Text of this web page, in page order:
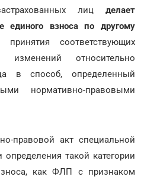
лиц делает
единого взноса по другому
соответствующих
относительно
в способ, определенный
нормативно-правовыми
правовой акт специальной
такой категории
как ФЛП с признаком